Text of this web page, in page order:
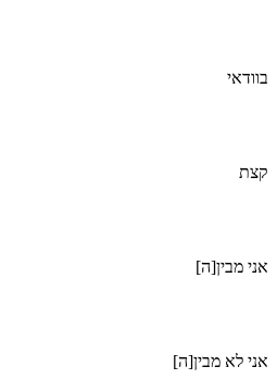
בוודאי
קצת
אני מבין[ה]
אני לא מבין[ה]